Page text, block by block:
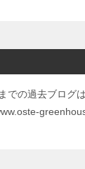
での過去ブログ